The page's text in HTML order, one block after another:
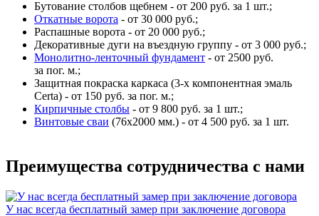
Бутование столбов щебнем - от 200 руб. за 1 шт.;
Откатные ворота - от 30 000 руб.;
Распашные ворота - от 20 000 руб.;
Декоративные дуги на въездную группу - от 3 000 руб.;
Монолитно-ленточный фундамент - от 2500 руб.
за пог. м.;
Защитная покраска каркаса (3-х компонентная эмаль
Certa) - от 150 руб. за пог. м.;
Кирпичные столбы - от 9 800 руб. за 1 шт.;
Винтовые сваи (76x2000 мм.) - от 4 500 руб. за 1 шт.
Преимущества сотрудничества с нами
У нас всегда бесплатный замер при заключение договора